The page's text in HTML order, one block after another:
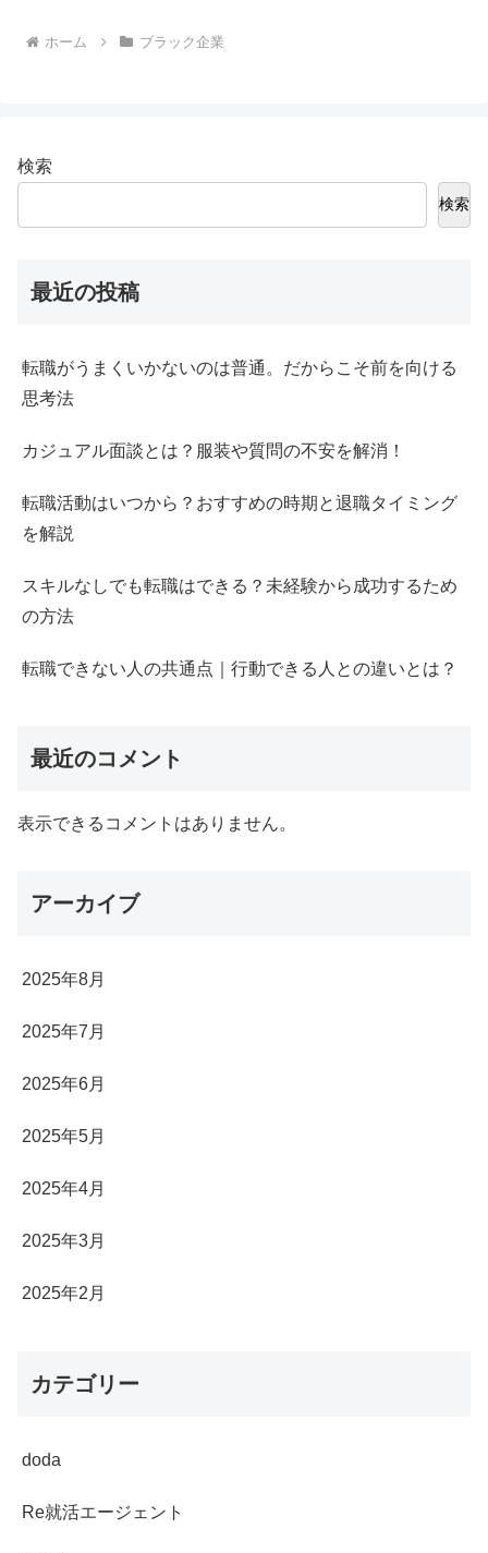
ホーム ブラック企業
検索
検索
最近の投稿
転職がうまくいかないのは普通。だからこそ前を向ける
思考法
カジュアル面談とは？服装や質問の不安を解消！
転職活動はいつから？おすすめの時期と退職タイミング
を解説
スキルなしでも転職はできる？未経験から成功するため
の方法
転職できない人の共通点｜行動できる人との違いとは？
最近のコメント
表示できるコメントはありません。
アーカイブ
2025年8月
2025年7月
2025年6月
2025年5月
2025年4月
2025年3月
2025年2月
カテゴリー
doda
Re就活エージェント